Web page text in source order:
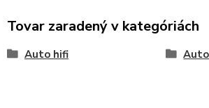
Tovar zaradený v kategóriách
Auto hifi